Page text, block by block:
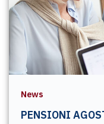
News
PENSIONI